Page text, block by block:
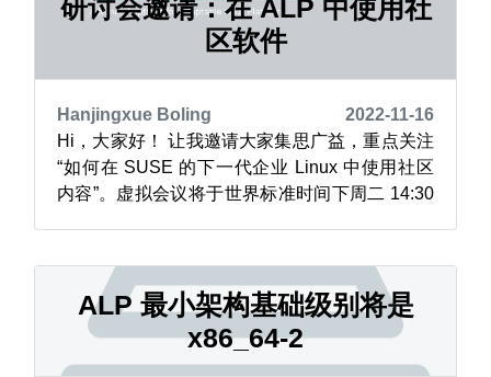
研讨会邀请：在 ALP 中使用社
区软件
Hanjingxue Boling
2022-11-16
Hi，大家好！ 让我邀请大家集思广益，重点关注
“如何在 SUSE 的下一代企业 Linux 中使用社区
内容”。虚拟会议将于世界标准时间下周二 14:30
包。我想挑战当前的模型并确保社区和企业都以
相同的方式...
ALP 最小架构基础级别将是
x86_64-2